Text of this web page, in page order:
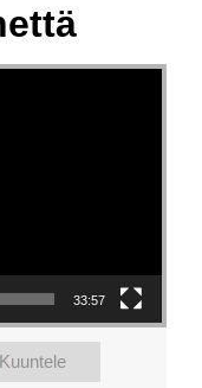
33:57
Kuuntele